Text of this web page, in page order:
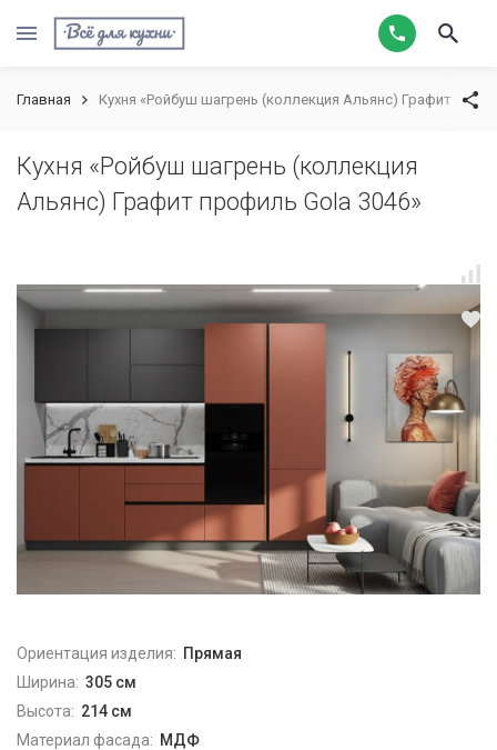
Главная Кухня «Ройбуш шагрень (коллекция Альянс) Графит
Кухня «Ройбуш шагрень (коллекция
Альянс) Графит профиль Gola 3046»
Ориентация изделия: Прямая
Ширина: 305 см
Высота: 214 см
Материал фасада: МДФ